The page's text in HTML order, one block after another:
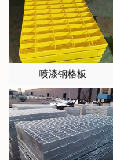
喷漆钢格板